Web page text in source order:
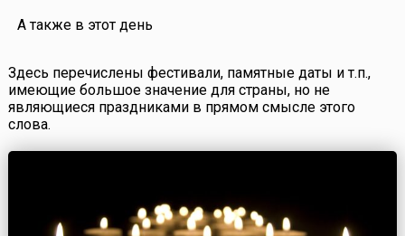
А также в этот день
Здесь перечислены фестивали, памятные даты и т.п.,
имеющие большое значение для страны, но не
являющиеся праздниками в прямом смысле этого
слова.